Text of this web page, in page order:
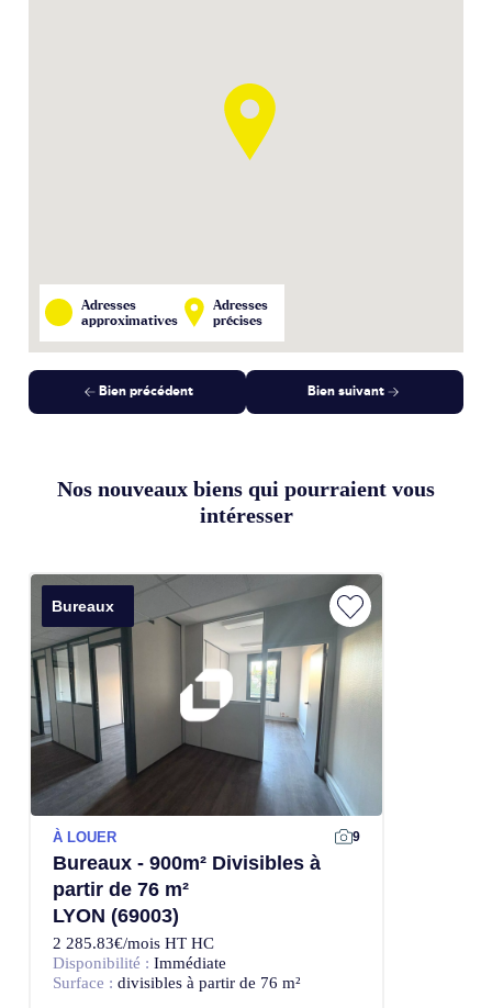
Adresses
approximatives
Adresses
précises
Bien précédent Bien suivant
Nos nouveaux biens qui pourraient vous
intéresser
Bureaux
À LOUER 9
Bureaux - 900m² Divisibles à
partir de 76 m²
LYON (69003)
2 285.83€/mois HT HC
Disponibilité : Immédiate
Surface : divisibles à partir de 76 m²